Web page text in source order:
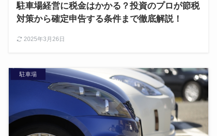
駐車場経営に税金はかかる？投資のプロが節税
対策から確定申告する条件まで徹底解説！
2025年3月26日
駐車場